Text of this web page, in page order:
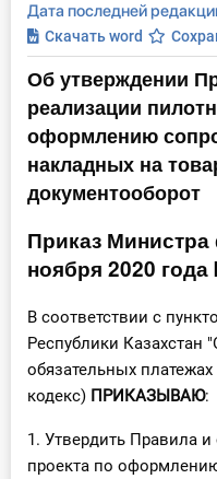
Формы
Консультации
Правовая база
Библиотека
Инструменты
Вебинары
Справочник
Участник ВЭД
Практика ИП
Дата последней
Скачать word
Об утверждении
реализации
оформлению
накладных на
документооборот
Приказ
ноября 2020
В соответствии с
Республики Казахстан
обязательных
кодекс) ПРИКАЗЫВАЮ:
1. Утвердить Правила
проекта по